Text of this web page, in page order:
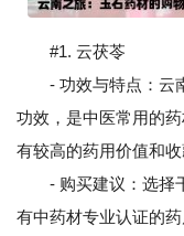
#1. 云茯苓
- 功效与特点：云南
功效，是中医常用的
有较高的药用价值和收
- 购买建议：选择干
有中药材专业认证的